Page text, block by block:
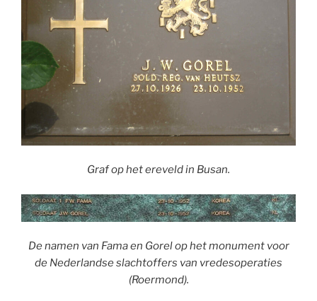
Graf op het ereveld in Busan.
De namen van Fama en Gorel op het monument voor
de Nederlandse slachtoffers van vredesoperaties
(Roermond).